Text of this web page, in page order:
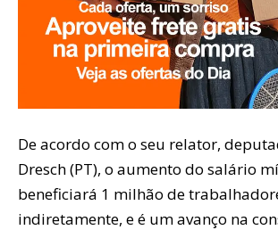
De acordo com o seu relator,
Dresch (PT), o aumento do salário
beneficiará 1 milhão de
indiretamente, e é um avanço na